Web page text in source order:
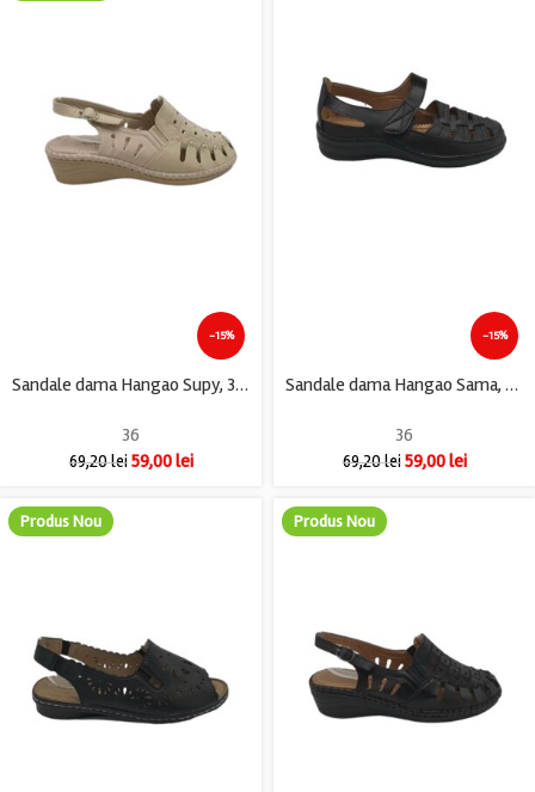
-15%
Sandale dama Hangao Supy, 36, imitatie de piele, crem
36
69,20lei 59,00lei
-15%
Sandale dama Hangao Sama, 36, imitatie de piele ,negru
36
69,20lei 59,00lei
Produs Nou Produs Nou